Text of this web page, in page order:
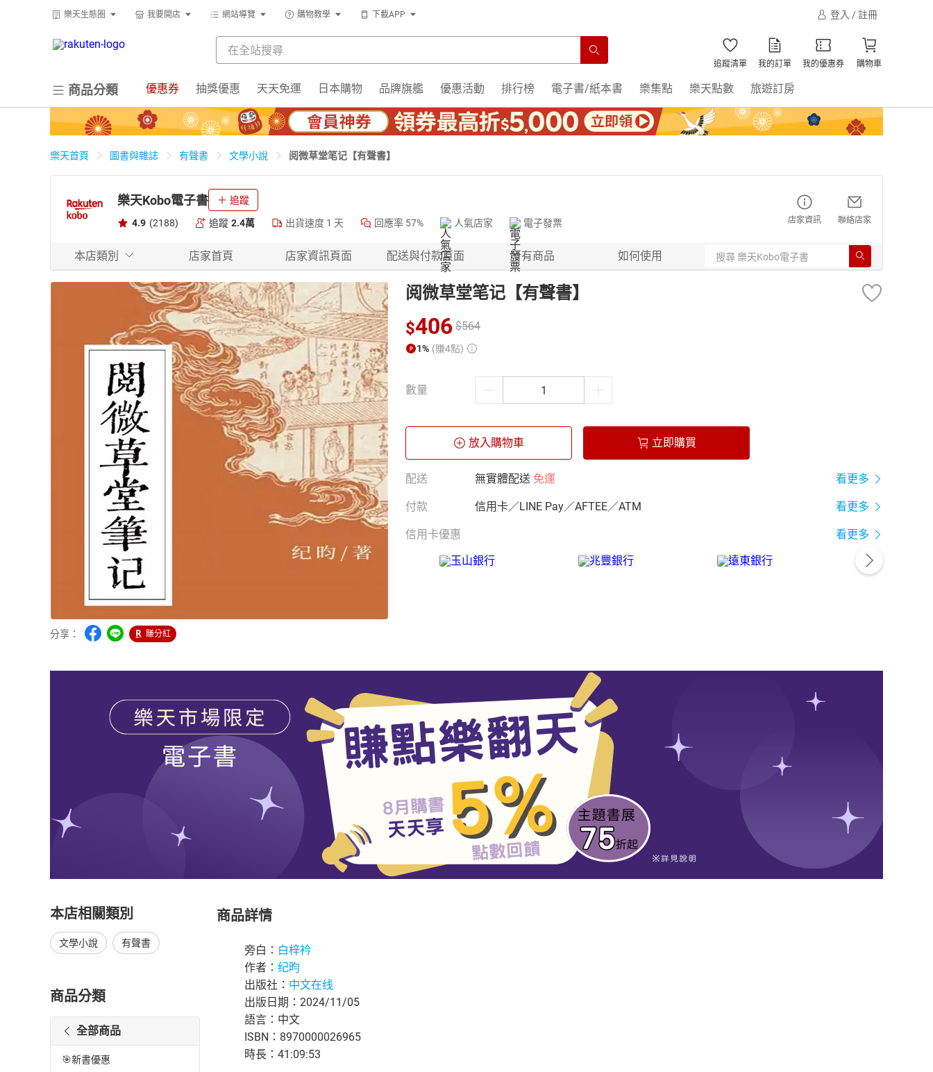
樂天生態圈 我要開店 網站導覽 購物教學 下載APP 登入 / 註冊
追蹤清單 我的訂單 我的優惠券 購物車
商品分類 優惠券 抽獎優惠 天天免運 日本購物 品牌旗艦 優惠活動 排行榜 電子書/紙本書 樂集點 樂天點數 旅遊訂房
樂天首頁 圖書與雜誌 有聲書 文學小說 阅微草堂笔记【有聲書】
樂天Kobo電子書 追蹤
4.9 (2188) 追蹤 2.4萬 出貨速度 1 天 回應率 57% 人氣店家 電子發票 店家資訊 聯絡店家
本店類別 店家首頁 店家資訊頁面 配送與付款頁面 所有商品 如何使用
分享： 賺分紅
阅微草堂笔记【有聲書】
$406 $564
1% (賺4點)
數量
放入購物車 立即購買
配送 無實體配送 免運 看更多
付款 信用卡／LINE Pay／AFTEE／ATM 看更多
信用卡優惠 看更多
本店相關類別
文學小說 有聲書
商品分類
全部商品
🎯新書優惠
商品詳情
旁白： 白梓衿
作者： 纪昀
出版社： 中文在线
出版日期：2024/11/05
語言：中文
ISBN：8970000026965
時長：41:09:53